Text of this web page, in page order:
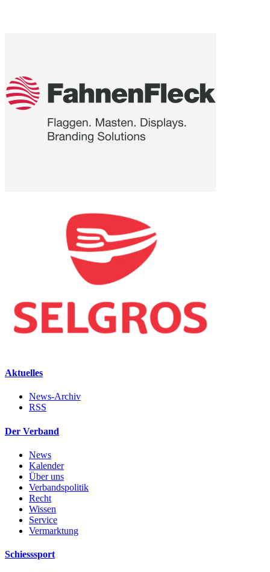
Aktuelles
News-Archiv
RSS
Der Verband
News
Kalender
Über uns
Verbandspolitik
Recht
Wissen
Service
Vermarktung
Schiesssport